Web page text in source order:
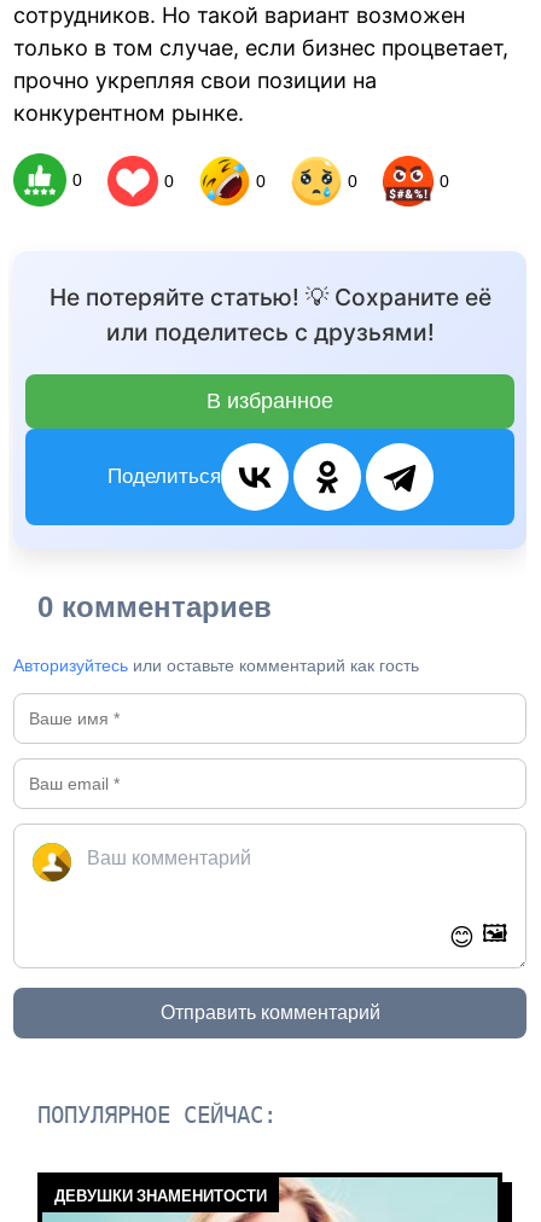
сотрудников. Но такой вариант возможен
только в том случае, если бизнес процветает,
прочно укрепляя свои позиции на
конкурентном рынке.
0 0 0 0 0
Не потеряйте статью! 💡 Сохраните её
или поделитесь с друзьями!
В избранное
Поделиться
0 комментариев
Авторизуйтесь или оставьте комментарий как гость
😊 🖼️
Отправить комментарий
ПОПУЛЯРНОЕ СЕЙЧАС:
ДЕВУШКИ ЗНАМЕНИТОСТИ